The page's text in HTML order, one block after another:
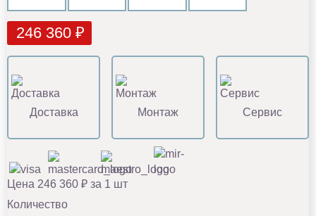
246 360 ₽
Доставка Монтаж Сервис
Цена 246 360 ₽ за 1 шт
Количество